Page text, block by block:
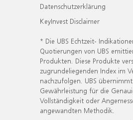
Datenschutzerklärung
KeyInvest Disclaimer
* Die UBS Echtzeit-
Quotierungen von UBS
Produkten. Diese Produkte
zugrundeliegenden Index im
nachzufolgen. UBS
Gewährleistung für die
Vollständigkeit oder
angewandten Methodik.